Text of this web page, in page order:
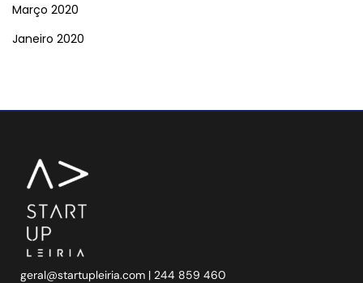
Março 2020
Janeiro 2020
geral@startupleiria.com | 244 859 460